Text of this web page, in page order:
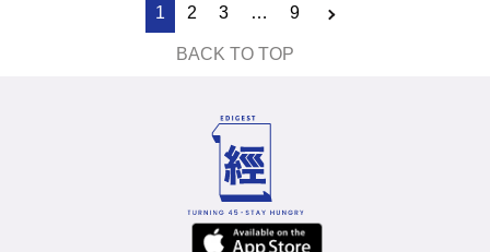
1 2 3 … 9
BACK TO TOP